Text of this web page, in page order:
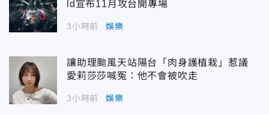
ld宣布11月攻台開專場
3小時前 娛樂
讓助理颱風天站陽台「肉身護植栽」惹議
愛莉莎莎喊冤：他不會被吹走
3小時前 娛樂